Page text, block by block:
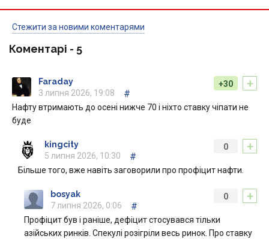
Стежити за новими коментарями
Коментарі - 5
+
+30
Faraday
3 липня 2026, 19:08
#
Нафту втримають до осені нижче 70 і ніхто ставку чіпати не
буде
+
0
kingcity
5 липня 2026, 10:30
#
Більше того, вже навіть заговорили про профіцит нафти.
+
0
bosyak
7 липня 2026, 0:06
#
Профіцит був і раніше, дефіцит стосувався тільки
азійських ринків. Спекулі розігріли весь ринок. Про ставку